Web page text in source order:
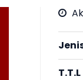
T.T.L